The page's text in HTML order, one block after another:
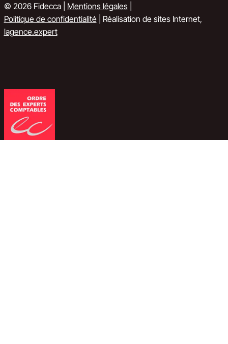
© 2026 Fidecca | Mentions légales|
Politique de confidentialité| Réalisation de sites Internet,
lagence.expert